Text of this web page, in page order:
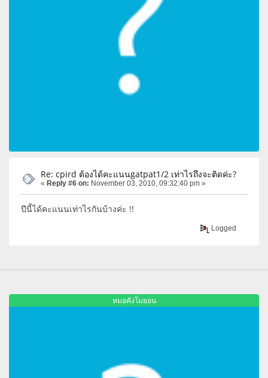
Re: cpird ต้องได้คะแนนgatpat1/2 เท่าไรถึงจะติดค่ะ?
« Reply #6 on: November 03, 2010, 09:32:40 pm »
ปีนี้ได้คะแนนเท่าไรกันบ้างค่ะ !!
Logged
หมอคังโมยอน